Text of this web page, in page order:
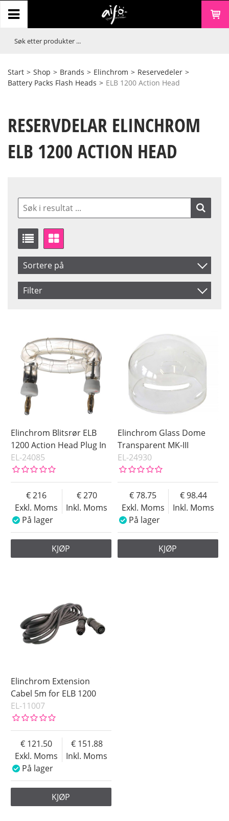
Start > Shop > Brands > Elinchrom > Reservedeler >
Battery Packs Flash Heads > ELB 1200 Action Head
RESERVDELAR ELINCHROM
ELB 1200 ACTION HEAD
Sortere på
Artikelkod
Filter
Pris
Elinchrom Blitsrør ELB
1200 Action Head Plug In
EL-24085
Exkl. Moms
216
Inkl. Moms
270
På lager
KJØP
Elinchrom Glass Dome
Transparent MK-III
EL-24930
Exkl. Moms
78.75
Inkl. Moms
98.44
På lager
KJØP
Elinchrom Extension
Cabel 5m for ELB 1200
EL-11007
Exkl. Moms
121.50
Inkl. Moms
151.88
På lager
KJØP